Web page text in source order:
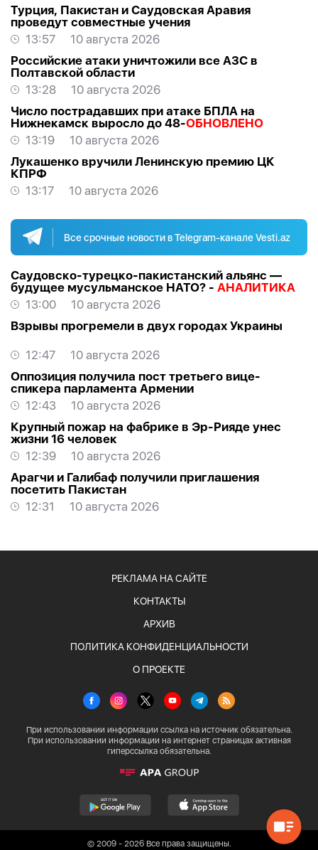
Турция, Пакистан и Саудовская Аравия
проведут совместные учения
13:57
10 августа 2026
Российские атаки уничтожили все АЗС в
Полтавской области
13:28
10 августа 2026
Число пострадавших при атаке БПЛА на
Нижнекамск выросло до 48-ОБНОВЛЕНО
13:19
10 августа 2026
Лукашенко вручили Ленинскую премию ЦК
КПРФ
13:17
10 августа 2026
Все срочные новости в Telegram-канале Vesti.az
Саудовско-турецко-пакистанский альянс —
будущее мусульманское НАТО? - АНАЛИТИКА
13:00
10 августа 2026
Взрывы прогремели в двух городах Украины
12:47
10 августа 2026
Оппозиция получила пост третьего вице-
спикера парламента Армении
12:43
10 августа 2026
Крупный пожар на фабрике в Эр-Рияде унес
жизни 16 человек
12:39
10 августа 2026
Арагчи и Галибаф получили приглашения
посетить Пакистан
12:31
10 августа 2026
РЕКЛАМА НА САЙТЕ
КОНТАКТЫ
АРХИВ
ПОЛИТИКА КОНФИДЕНЦИАЛЬНОСТИ
О ПРОЕКТЕ
При использовании информации ссылка на источник обязательна.
При использовании информации на интернет страницах активная
гиперссылка обязательна.
© 2009 - 2026 Все права защищены.